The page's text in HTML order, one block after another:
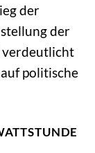
der
der
verdeutlicht
politische